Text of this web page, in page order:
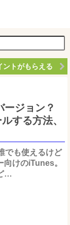
ントがもらえる
ージョン？
する方法、
でも使えるけど
けのiTunes。
…